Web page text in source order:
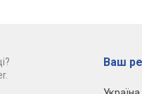
Ваш